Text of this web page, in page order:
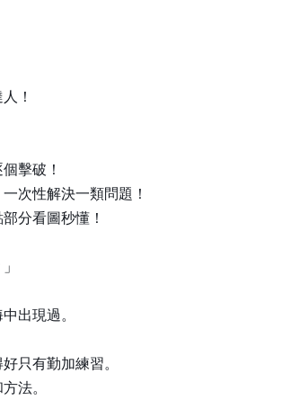
！
擊破！
次性解決一類問題！
分看圖秒懂！
出現過。
只有勤加練習。
法。